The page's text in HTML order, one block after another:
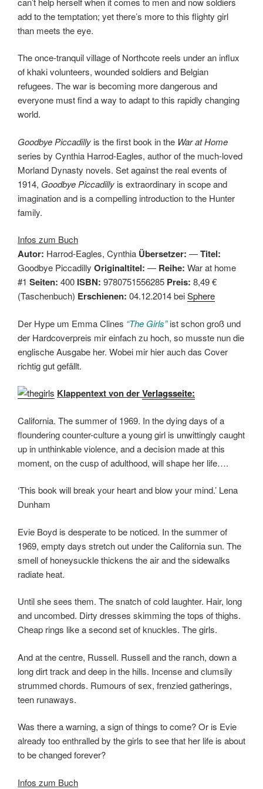
add to the temptation; yet there’s more to this flighty girl
than meets the eye.
The once-tranquil village of Northcote reels under an influx
of khaki volunteers, wounded soldiers and Belgian
refugees. The war is becoming more dangerous and
everyone must find a way to adapt to this rapidly changing
world.
Goodbye Piccadilly is the first book in the War at Home
series by Cynthia Harrod-Eagles, author of the much-loved
Morland Dynasty novels. Set against the real events of
1914, Goodbye Piccadilly is extraordinary in scope and
imagination and is a compelling introduction to the Hunter
family.
Infos zum Buch
Autor: Harrod-Eagles, Cynthia Übersetzer: —Titel:
Goodbye Piccadilly Originaltitel: — Reihe: War at home
#1 Seiten: 400 ISBN: 9780751556285 Preis: 8,49 €
(Taschenbuch) Erschienen: 04.12.2014 beiSphere
Der Hype um Emma Clines “The Girls”ist schon groß und
der Hardcoverpreis mir einfach zu hoch, so musste nun die
englische Ausgabe her. Wobei mir hier auch das Cover
richtig gut gefällt.
Klappentext von derVerlagsseite:
California. The summer of 1969. In the dying days of a
floundering counter-culture a young girl is unwittingly caught
up in unthinkable violence, and a decision made at this
moment, on the cusp of adulthood, will shape her life….
‘This book will break your heart and blow your mind.’ Lena
Dunham
Evie Boyd is desperate to be noticed. In the summer of
1969, empty days stretch out under the California sun. The
smell of honeysuckle thickens the air and the sidewalks
radiate heat.
Until she sees them. The snatch of cold laughter. Hair, long
and uncombed. Dirty dresses skimming the tops of thighs.
Cheap rings like a second set of knuckles. The girls.
And at the centre, Russell. Russell and the ranch, down a
long dirt track and deep in the hills. Incense and clumsily
strummed chords. Rumours of sex, frenzied gatherings,
teen runaways.
Was there a warning, a sign of things to come? Or is Evie
already too enthralled by the girls to see that her life is about
to be changed forever?
Infos zum Buch